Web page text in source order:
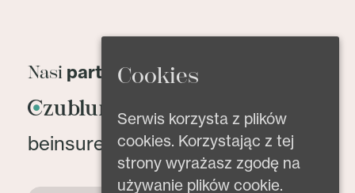
Nasi partnerzy
beinsured@beinsured.pl
Cookies
Serwis korzysta z plików
cookies. Korzystając z tej
strony wyrażasz zgodę na
używanie plików cookie.